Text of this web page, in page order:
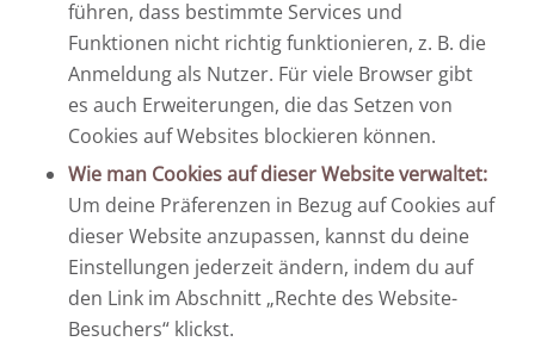
führen, dass bestimmte Services und
Funktionen nicht richtig funktionieren, z. B. die
Anmeldung als Nutzer. Für viele Browser gibt
es auch Erweiterungen, die das Setzen von
Cookies auf Websites blockieren können.
Wie man Cookies auf dieser Website verwaltet:
Um deine Präferenzen in Bezug auf Cookies auf
dieser Website anzupassen, kannst du deine
Einstellungen jederzeit ändern, indem du auf
den Link im Abschnitt „Rechte des Website-
Besuchers“ klickst.